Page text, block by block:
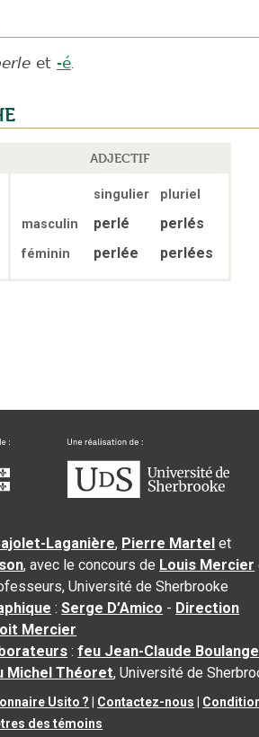
et -é.
ADJECTIF
singulier
pluriel
masculin
perlé perlés
féminin perlée perlées
Laganière, Pierre Martel et
, avec le concours de Louis Mercier
Université de Sherbrooke
:Serge D’Amico - Direction
Mercier
:feu Jean-Claude
Michel Théoret, Université de
Usito ? Contactez-nous
des témoins